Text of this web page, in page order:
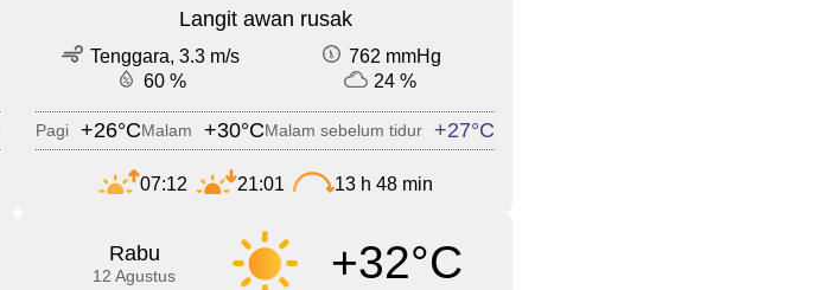
Langit awan rusak
Tenggara, 3.3 m/s
762 mmHg
60 %
24 %
Pagi +26°CMalam +30°CMalam sebelum tidur +27°C
07:12 21:01 13 h 48 min
Rabu
12 Agustus +32°C